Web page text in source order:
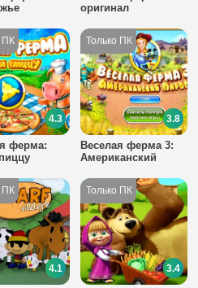
оригинал
ферма:
4.3
Веселая ферма 3:
Американский
3.8
4.1 3.4